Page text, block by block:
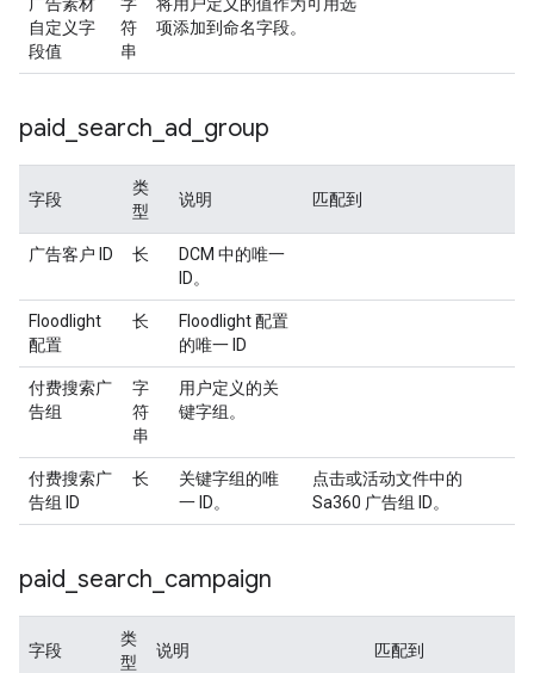
自定义字
段值
符
串
项添加到命名字段。
paid search ad group
字段
类
型
说明 匹配到
广告客户 ID 长
DCM 中的唯一
ID。
Floodlight
配置
长
Floodlight 配置
的唯一 ID
付费搜索广
告组
字
符
串
用户定义的关
键字组。
付费搜索广
告组 ID
长
关键字组的唯
一 ID。
点击或活动文件中的
Sa360 广告组 ID。
paid search campaign
字段
类
型
说明 匹配到